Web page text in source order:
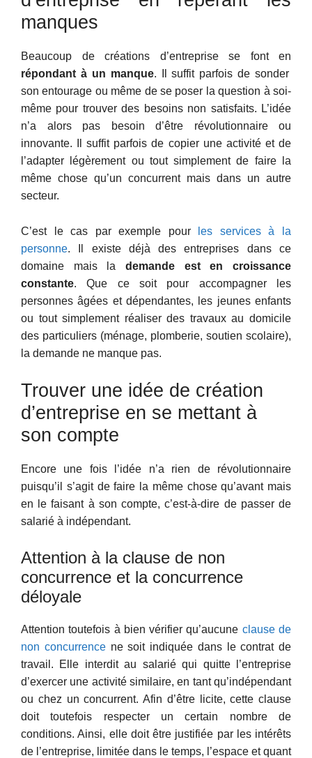
manques
Beaucoup de créations d’entreprise se font en
répondant à un manque. Il suffit parfois de sonder
son entourage ou même de se poser la question à soi-
même pour trouver des besoins non satisfaits. L’idée
n’a alors pas besoin d’être révolutionnaire ou
innovante. Il suffit parfois de copier une activité et de
l’adapter légèrement ou tout simplement de faire la
même chose qu’un concurrent mais dans un autre
secteur.
C’est le cas par exemple pour
les services à la
personne. Il existe déjà des entreprises dans ce
domaine mais la demande est en croissance
constante. Que ce soit pour accompagner les
personnes âgées et dépendantes, les jeunes enfants
ou tout simplement réaliser des travaux au domicile
des particuliers (ménage, plomberie, soutien scolaire),
la demande ne manque pas.
Trouver une idée de création
d’entreprise en se mettant à
son compte
Encore une fois l’idée n’a rien de révolutionnaire
puisqu’il s’agit de faire la même chose qu’avant mais
en le faisant à son compte, c’est-à-dire de passer de
salarié à indépendant.
Attention à la clause de non
concurrence et la concurrence
déloyale
Attention toutefois à bien vérifier qu’aucune clause de
non concurrencene soit indiquée dans le contrat de
travail. Elle interdit au salarié qui quitte l’entreprise
d’exercer une activité similaire, en tant qu’indépendant
ou chez un concurrent. Afin d’être licite, cette clause
doit toutefois respecter un certain nombre de
conditions. Ainsi, elle doit être justifiée par les intérêts
de l’entreprise, limitée dans le temps, l’espace et quant